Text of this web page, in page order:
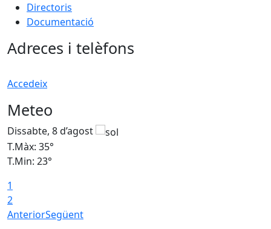
Directoris
Documentació
Adreces i telèfons
Accedeix
Meteo
Dissabte, 8 d’agost
T.Màx: 35°
T.Min: 23°
1
2
AnteriorSegüent